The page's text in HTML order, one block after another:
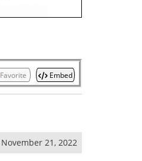
Favorite Embed
November 21, 2022